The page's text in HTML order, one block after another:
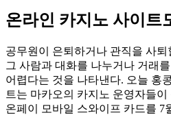
온라인 카지노 사이트
공무원이 은퇴하거나 관직을 사퇴
그 사람과 대화를 나누거나 거래
어렵다는 것을 나타낸다. 오늘 홍
트는 마카오의 카지노 운영자들
온페이 모바일 스와이프 카드를 7